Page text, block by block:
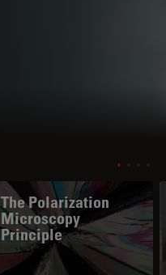
The Polarization
Microscopy
Principle